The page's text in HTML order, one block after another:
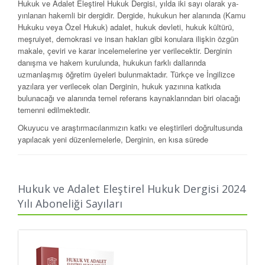
Hukuk ve Adalet Eleştirel Hukuk Dergisi, yılda iki sayı olarak ya­
yınlanan hakemli bir dergidir. Dergide, hukukun her alanında (Kamu
Hukuku veya Özel Hukuk) adalet, hukuk devleti, hukuk kültürü,
meşrui­yet, demokrasi ve insan hakları gibi konulara ilişkin özgün
makale, çe­viri ve karar incelemelerine yer verilecektir. Derginin
danışma ve hakem kurulunda, hukukun farklı dallarında
uzmanlaşmış öğretim üyeleri bu­lunmaktadır. Türkçe ve İngilizce
yazılara yer verilecek olan Derginin, hukuk yazınına katkıda
bulunacağı ve alanında temel referans kaynakla­rından biri olacağı
temenni edilmektedir.
Okuyucu ve araştırmacılarımızın katkı ve eleştirileri doğrultusunda
yapılacak yeni düzenlemelerle, Derginin, en kısa sürede
https://legal.com.tr/dergi/hukukveadaletelestirelhukukdergisi/adresinde
yer verilmiştir.
Law and Justice– Critical Law Review is a peer-reviewed journal
Hukuk ve Adalet Eleştirel Hukuk Dergisi 2024
Yılı Aboneliği Sayıları